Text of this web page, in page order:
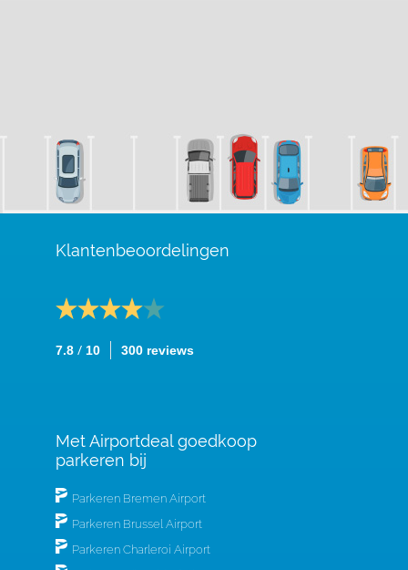
Klantenbeoordelingen
7.8 / 10 300 reviews
Met Airportdeal goedkoop
parkeren bij
Parkeren Bremen Airport
Parkeren Brussel Airport
Parkeren Charleroi Airport